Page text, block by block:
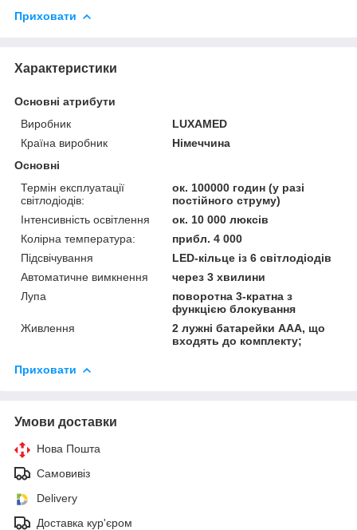
Приховати
Характеристики
Основні атрибути
Виробник
LUXAMED
Країна виробник
Німеччина
Основні
Термін експлуатації
світлодіодів:
ок. 100000 годин (у разі
постійного струму)
Інтенсивність освітлення
ок. 10 000 люксів
Колірна температура:
прибл. 4 000
Підсвічування
LED-кільце із 6 світлодіодів
Автоматичне вимкнення
через 3 хвилини
Лупа
поворотна 3-кратна з
функцією блокування
Живлення
2 лужні батарейки AAA, що
входять до комплекту;
Приховати
Умови доставки
Нова Пошта
Самовивіз
Delivery
Доставка кур'єром